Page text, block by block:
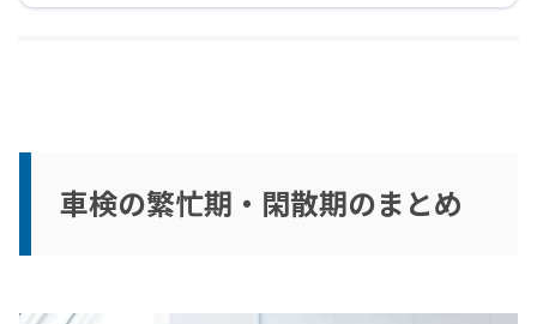
車検の繁忙期・閑散期のまとめ